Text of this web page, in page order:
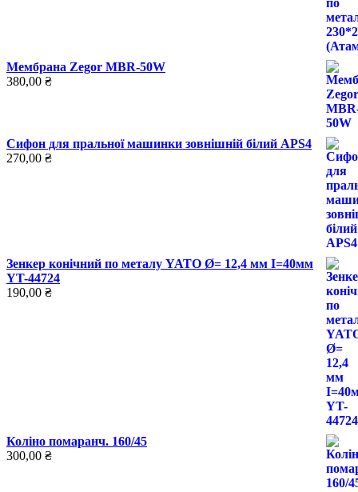
Мембрана Zegor MBR-50W
380,00 ₴
Сифон для пральної машинки зовнішній білий APS4
270,00 ₴
Зенкер конічний по металу YATO Ø= 12,4 мм І=40мм
YT-44724
190,00 ₴
Коліно помаранч. 160/45
300,00 ₴